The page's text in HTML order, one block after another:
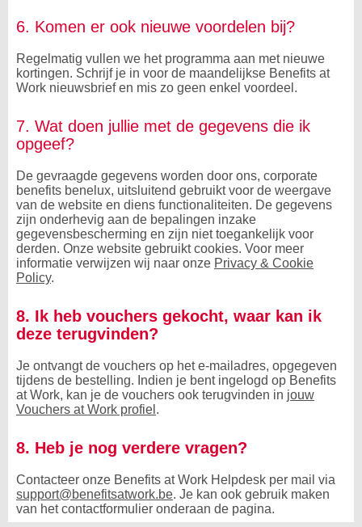
6. Komen er ook nieuwe voordelen bij?
Regelmatig vullen we het programma aan met nieuwe
kortingen. Schrijf je in voor de maandelijkse Benefits at
Work nieuwsbrief en mis zo geen enkel voordeel.
7. Wat doen jullie met de gegevens die ik
opgeef?
De gevraagde gegevens worden door ons, corporate
benefits benelux, uitsluitend gebruikt voor de weergave
van de website en diens functionaliteiten. De gegevens
zijn onderhevig aan de bepalingen inzake
gegevensbescherming en zijn niet toegankelijk voor
derden. Onze website gebruikt cookies. Voor meer
informatie verwijzen wij naar onze Privacy & Cookie
Policy.
8. Ik heb vouchers gekocht, waar kan ik
deze terugvinden?
Je ontvangt de vouchers op het e-mailadres, opgegeven
tijdens de bestelling. Indien je bent ingelogd op Benefits
at Work, kan je de vouchers ook terugvinden in jouw
Vouchers at Work profiel .
8. Heb je nog verdere vragen?
Contacteer onze Benefits at Work Helpdesk per mail via
support@benefitsatwork.be. Je kan ook gebruik maken
van het contactformulier onderaan de pagina.